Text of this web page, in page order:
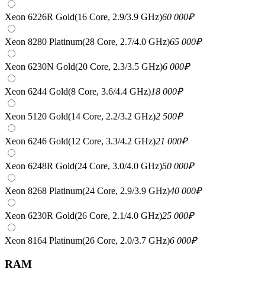
Xeon 6226R Gold(16 Core, 2.9/3.9 GHz)60 000₽
Xeon 8280 Platinum(28 Core, 2.7/4.0 GHz)65 000₽
Xeon 6230N Gold(20 Core, 2.3/3.5 GHz)6 000₽
Xeon 6244 Gold(8 Core, 3.6/4.4 GHz)18 000₽
Xeon 5120 Gold(14 Core, 2.2/3.2 GHz)2 500₽
Xeon 6246 Gold(12 Core, 3.3/4.2 GHz)21 000₽
Xeon 6248R Gold(24 Core, 3.0/4.0 GHz)50 000₽
Xeon 8268 Platinum(24 Core, 2.9/3.9 GHz)40 000₽
Xeon 6230R Gold(26 Core, 2.1/4.0 GHz)25 000₽
Xeon 8164 Platinum(26 Core, 2.0/3.7 GHz)6 000₽
RAM